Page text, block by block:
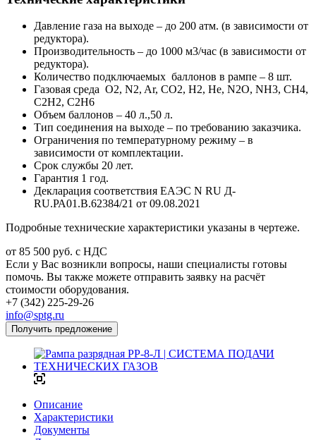
Давление газа на выходе – до 200 атм. (в зависимости от
редуктора).
Производительность – до 1000 м3/час (в зависимости от
редуктора).
Количество подключаемых баллонов в рампе – 8 шт.
Газовая среда O2, N2, Ar, CO2, H2, He, N2O, NH3, CH4,
C2H2, C2H6
Объем баллонов – 40 л.,50 л.
Тип соединения на выходе – по требованию заказчика.
Ограничения по температурному режиму – в
зависимости от комплектации.
Срок службы 20 лет.
Гарантия 1 год.
Декларация соответствия ЕАЭС N RU Д-
RU.РА01.В.62384/21 от 09.08.2021
Подробные технические характеристики указаны в чертеже.
от 85 500 руб. с НДС
Если у Вас возникли вопросы, наши специалисты готовы
помочь. Вы также можете отправить заявку на расчёт
стоимости оборудования.
+7 (342) 225-29-26
info@sptg.ru
Получить предложение
Описание
Характеристики
Документы